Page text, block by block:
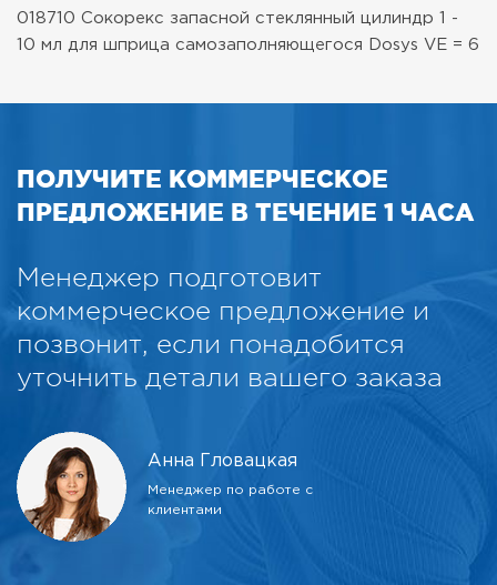
018710 Сокорекс запасной стеклянный цилиндр 1 -
10 мл для шприца самозаполняющегося Dosys VE = 6
ПОЛУЧИТЕ КОММЕРЧЕСКОЕ
ПРЕДЛОЖЕНИЕ В ТЕЧЕНИЕ 1 ЧАСА
Менеджер подготовит
коммерческое предложение и
позвонит, если понадобится
уточнить детали вашего заказа
Анна Гловацкая
Менеджер по работе с
клиентами